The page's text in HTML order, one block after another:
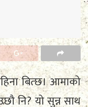
बित्छ। आमाको
नि? यो सुन्न साथ